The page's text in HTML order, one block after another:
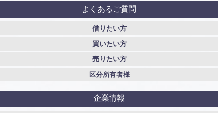
よくあるご質問
借りたい方
買いたい方
売りたい方
区分所有者様
企業情報